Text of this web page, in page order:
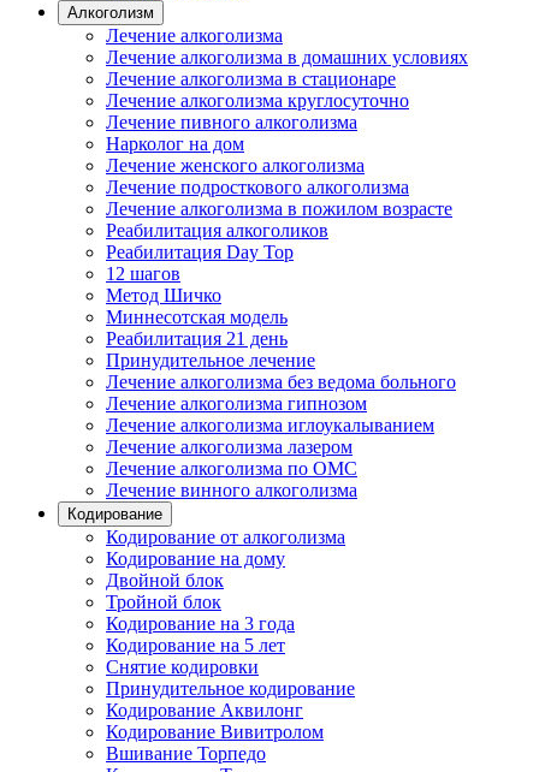
Алкоголизм
Лечение алкоголизма
Лечение алкоголизма в домашних условиях
Лечение алкоголизма в стационаре
Лечение алкоголизма круглосуточно
Лечение пивного алкоголизма
Нарколог на дом
Лечение женского алкоголизма
Лечение подросткового алкоголизма
Лечение алкоголизма в пожилом возрасте
Реабилитация алкоголиков
Реабилитация Day Top
12 шагов
Метод Шичко
Миннесотская модель
Реабилитация 21 день
Принудительное лечение
Лечение алкоголизма без ведома больного
Лечение алкоголизма гипнозом
Лечение алкоголизма иглоукалыванием
Лечение алкоголизма лазером
Лечение алкоголизма по ОМС
Лечение винного алкоголизма
Кодирование
Кодирование от алкоголизма
Кодирование на дому
Двойной блок
Тройной блок
Кодирование на 3 года
Кодирование на 5 лет
Снятие кодировки
Принудительное кодирование
Кодирование Аквилонг
Кодирование Вивитролом
Вшивание Торпедо